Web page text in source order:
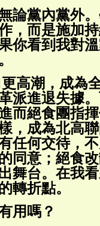
論黨內黨外
，而是施加
你看到我對
高潮，成為
派進退失據
而絕食團指
，成為北高
任何交待，
同意；絕食
舞台。在我
轉折點。
用嗎？